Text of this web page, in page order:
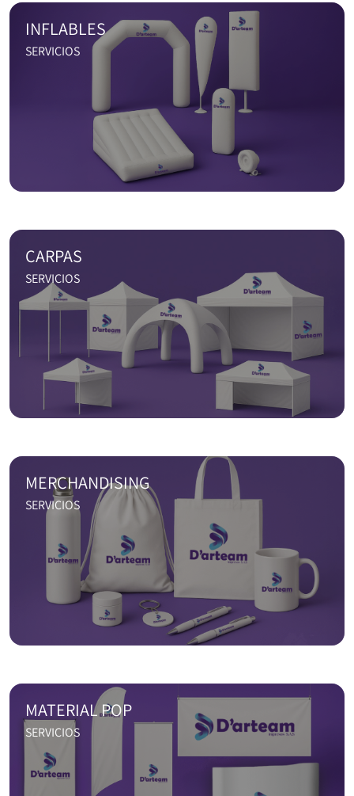
INFLABLES
SERVICIOS
CARPAS
SERVICIOS
MERCHANDISING
SERVICIOS
MATERIAL POP
SERVICIOS